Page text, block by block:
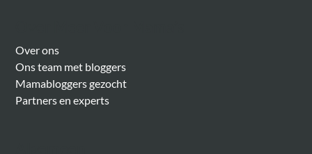
Over ons
Ons team met bloggers
Mamabloggers gezocht
Partners en experts